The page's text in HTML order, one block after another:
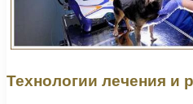
Технологии лечения и